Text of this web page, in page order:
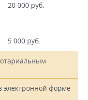
20 000 руб.
5 000 руб.
электронной форме